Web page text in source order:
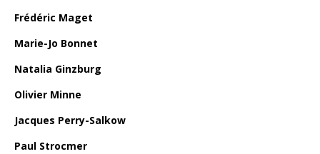
Frédéric Maget
Marie-Jo Bonnet
Natalia Ginzburg
Olivier Minne
Jacques Perry-Salkow
Paul Strocmer